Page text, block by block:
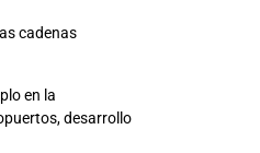
cadenas
en la
desarrollo